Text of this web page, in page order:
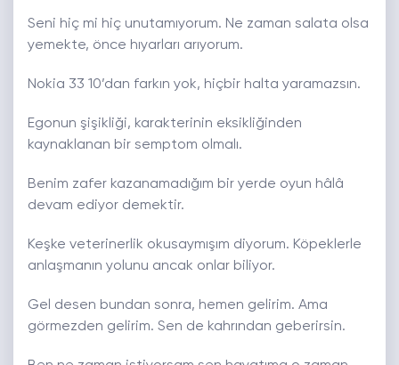
Seni hiç mi hiç unutamıyorum. Ne zaman salata olsa
yemekte, önce hıyarları arıyorum.
Nokia 33 10’dan farkın yok, hiçbir halta yaramazsın.
Egonun şişikliği, karakterinin eksikliğinden
kaynaklanan bir semptom olmalı.
Benim zafer kazanamadığım bir yerde oyun hâlâ
devam ediyor demektir.
Keşke veterinerlik okusaymışım diyorum. Köpeklerle
anlaşmanın yolunu ancak onlar biliyor.
Gel desen bundan sonra, hemen gelirim. Ama
görmezden gelirim. Sen de kahrından geberirsin.